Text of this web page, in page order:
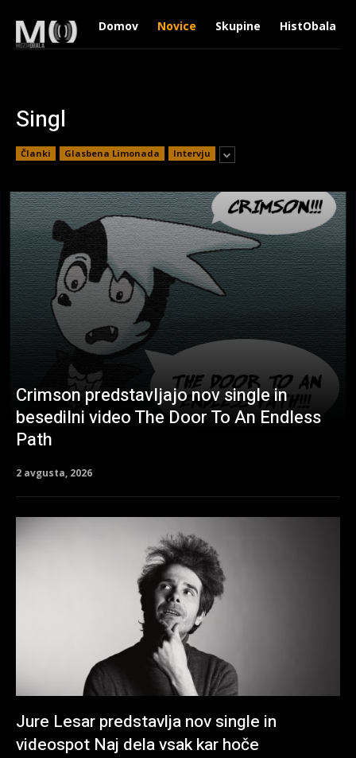
Domov Novice Skupine HistObala
Singl
Članki Glasbena Limonada Intervju
Crimson predstavljajo nov single in
besedilni video The Door To An Endless
Path
2 avgusta, 2026
Jure Lesar predstavlja nov single in
videospot Naj dela vsak kar hoče